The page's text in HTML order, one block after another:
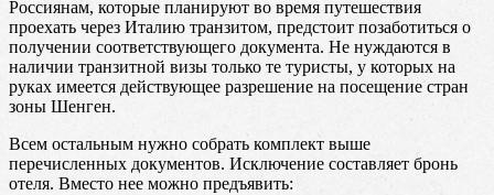
Россиянам, которые планируют во время путешествия
проехать через Италию транзитом, предстоит позаботиться о
получении соответствующего документа. Не нуждаются в
наличии транзитной визы только те туристы, у которых на
руках имеется действующее разрешение на посещение стран
зоны Шенген.
Всем остальным нужно собрать комплект выше
перечисленных документов. Исключение составляет бронь
отеля. Вместо нее можно предъявить: